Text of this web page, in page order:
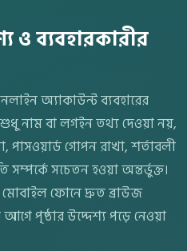
ও ব্যবহারকারীর
অ্যাকাউন্ট ব্যবহারের
শুধু নাম বা লগইন তথ্য দেওয়া নয়,
পাসওয়ার্ড গোপন রাখা, শর্তাবলী
সচেতন হওয়া অন্তর্ভুক্ত।
মোবাইল ফোনে দ্রুত ব্রাউজ
পৃষ্ঠার উদ্দেশ্য পড়ে নেওয়া